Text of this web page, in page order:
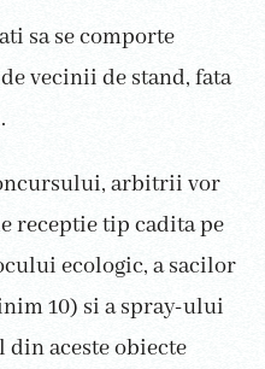
sa se comporte
vecinii de stand, fata
arbitrii vor
receptie tip cadita pe
ecologic, a sacilor
10) si a spray-ului
din aceste obiecte